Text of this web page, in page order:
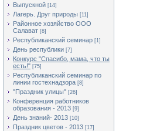
Выпускной [14]
Лагерь. Друг природы [11]
Районное хозяйство ООО
Салават [8]
Республиканский семинар [1]
День республики [7]
Конкурс "Спасибо, мама, что ты
есть!" [75]
Республиканский семинар по
линии гостехнадзора [8]
"Праздник улицы" [26]
Конференция работников
образования - 2013 [9]
День знаний- 2013 [10]
Праздник цветов - 2013 [17]